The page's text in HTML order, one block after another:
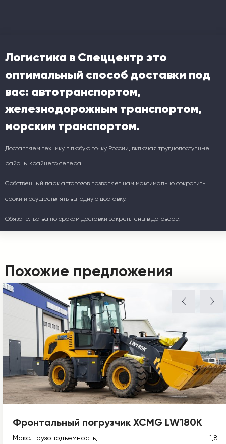
Логистика в Спеццентр это
оптимальный способ доставки под
вас: автотранспортом,
железнодорожным транспортом,
морским транспортом.
Доставляем технику в любую точку России, включая труднодоступные
районы крайнего севера.
Собственный парк автовозов позволяет нам максимально сократить
сроки и осуществлять выгодную доставку.
Обязательства по срокам доставки закреплены в договоре.
Похожие предложения
Фронтальный погрузчик XCMG LW180K
Макс. грузоподъемность, т
1,8